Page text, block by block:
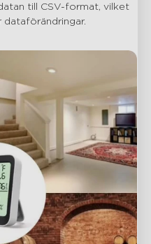
till CSV-format, vilket